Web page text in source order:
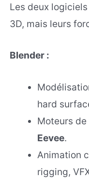
Les deux
3D, mais leurs
Blender :
hard
Moteurs
Eevee.
Animation
rigging,